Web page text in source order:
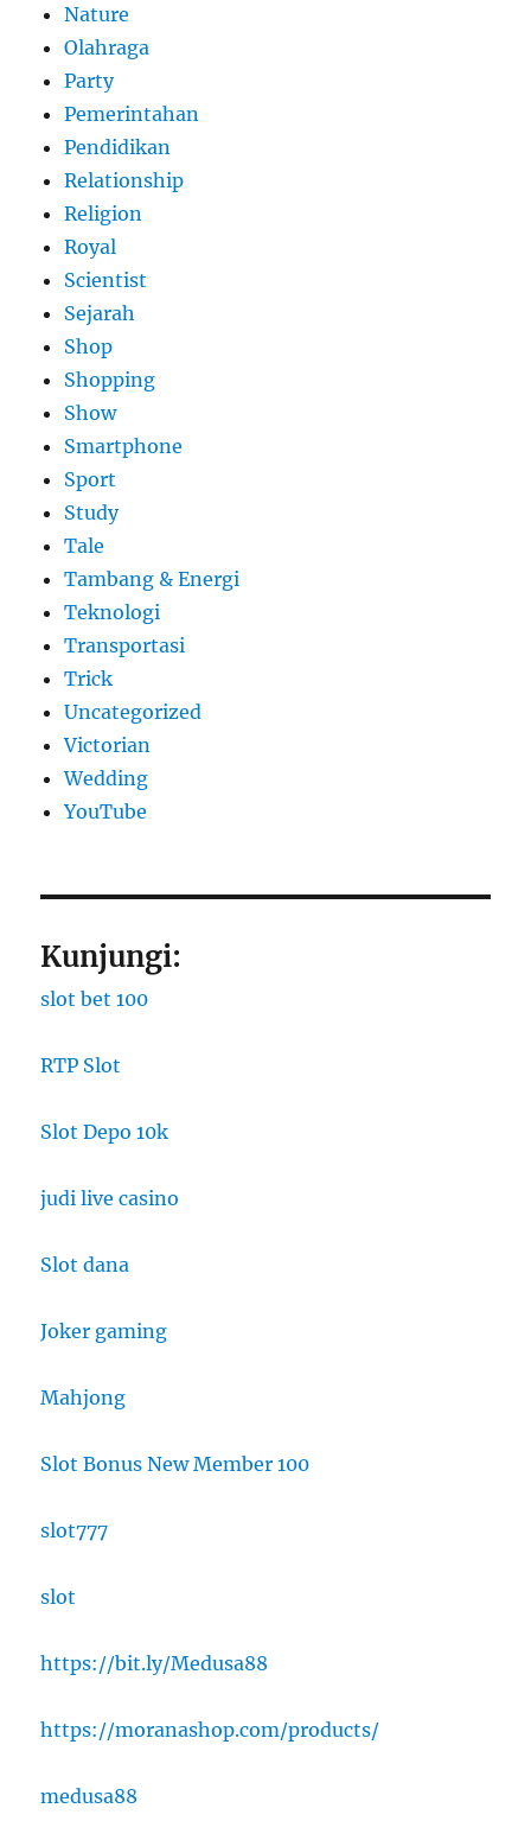
Nature
Olahraga
Party
Pemerintahan
Pendidikan
Relationship
Religion
Royal
Scientist
Sejarah
Shop
Shopping
Show
Smartphone
Sport
Study
Tale
Tambang & Energi
Teknologi
Transportasi
Trick
Uncategorized
Victorian
Wedding
YouTube
Kunjungi:
slot bet 100
RTP Slot
Slot Depo 10k
judi live casino
Slot dana
Joker gaming
Mahjong
Slot Bonus New Member 100
slot777
slot
https://bit.ly/Medusa88
https://moranashop.com/products/
medusa88